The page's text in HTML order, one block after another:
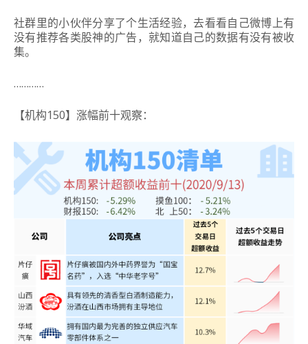
社群里的小伙伴分享了个生活经验，去看看自己微博上有
没有推荐各类股神的广告，就知道自己的数据有没有被收
集。
…………
【机构150】涨幅前十观察：